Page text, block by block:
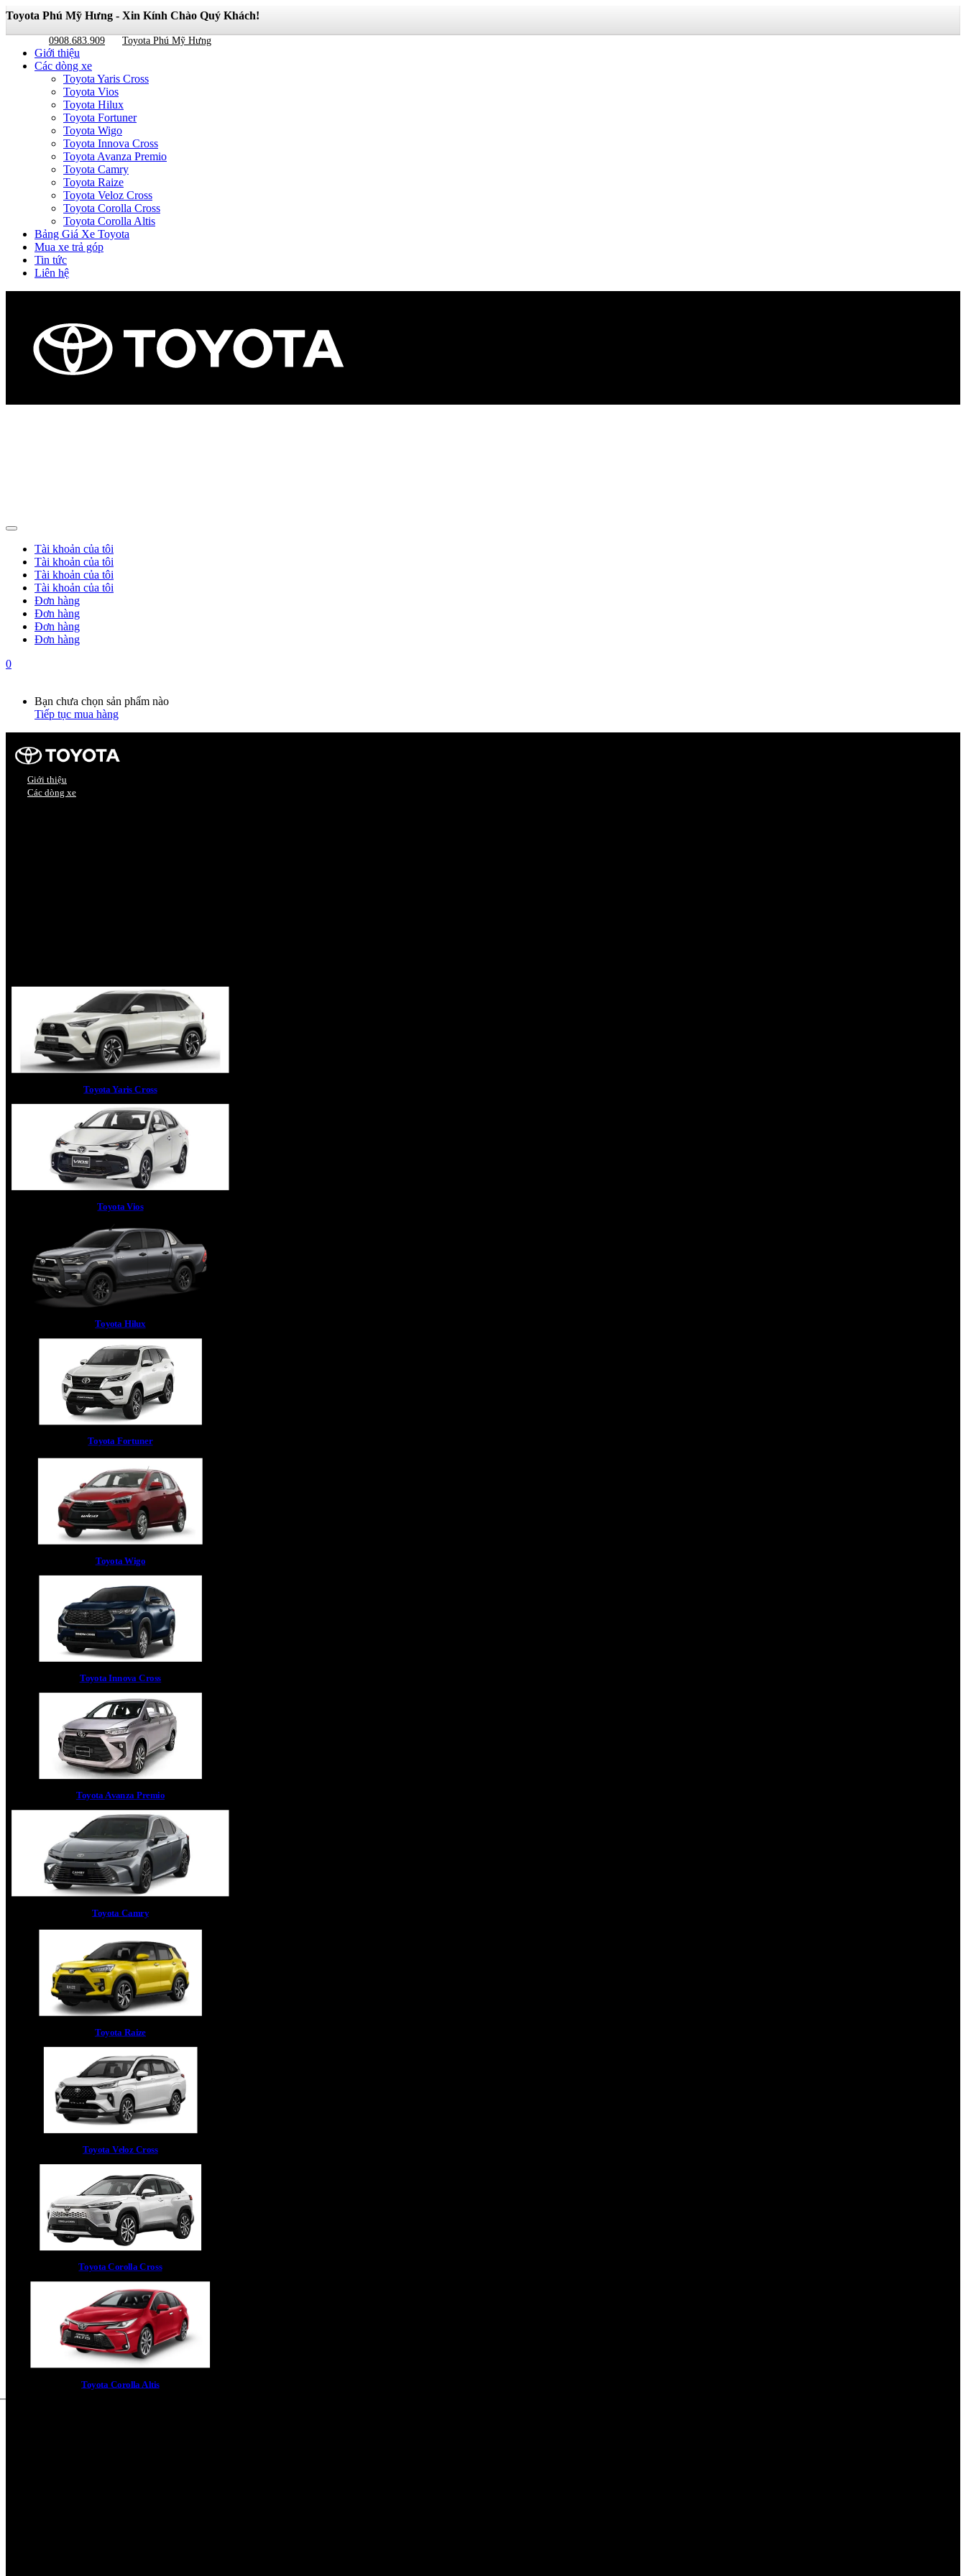
Toyota Phú Mỹ Hưng - Xin Kính Chào Quý Khách!
0908.683.909 Toyota Phú Mỹ Hưng
Giới thiệu
Các dòng xe
Toyota Yaris Cross
Toyota Vios
Toyota Hilux
Toyota Fortuner
Toyota Wigo
Toyota Innova Cross
Toyota Avanza Premio
Toyota Camry
Toyota Raize
Toyota Veloz Cross
Toyota Corolla Cross
Toyota Corolla Altis
Bảng Giá Xe Toyota
Mua xe trả góp
Tin tức
Liên hệ
Tài khoản của tôi
Tài khoản của tôi
Tài khoản của tôi
Tài khoản của tôi
Đơn hàng
Đơn hàng
Đơn hàng
Đơn hàng
0
Bạn chưa chọn sản phẩm nào
Tiếp tục mua hàng
Giới thiệu
Các dòng xe
Toyota Yaris Cross
Toyota Vios
Toyota Hilux
Toyota Fortuner
Toyota Wigo
Toyota Innova Cross
Toyota Avanza Premio
Toyota Camry
Toyota Raize
Toyota Veloz Cross
Toyota Corolla Cross
Toyota Corolla Altis